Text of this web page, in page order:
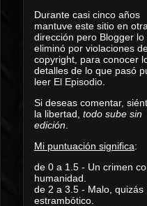
Durante casi cinco años
mantuve este sitio en
dirección pero Blogger lo
eliminó por violaciones
copyright, para conocer
detalles de lo que pasó
leer El Episodio
Si deseas comentar,
la libertad, todo sube sin
edición
Mi puntuación significa:
de 0 a 1.5 - Un crimen
humanidad.
de 2 a 3.5 - Malo, quizás
estrambótico.